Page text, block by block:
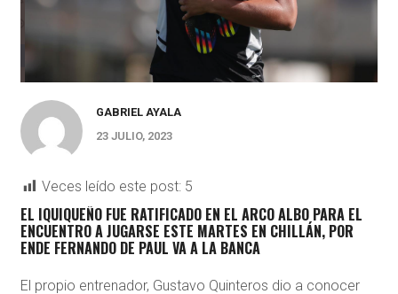
GABRIEL AYALA
23 JULIO, 2023
Veces leído este post: 5
EL IQUIQUEÑO FUE RATIFICADO EN EL ARCO ALBO PARA EL
ENCUENTRO A JUGARSE ESTE MARTES EN CHILLÁN, POR
ENDE FERNANDO DE PAUL VA A LA BANCA
El propio entrenador, Gustavo Quinteros dio a conocer